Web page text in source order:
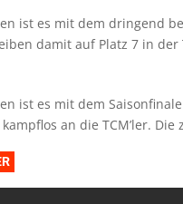
ist es mit dem dringend
damit auf Platz 7 in
ist es mit dem
an die TCM’ler.